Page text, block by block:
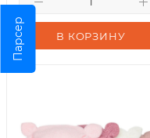
В КОРЗИНУ
Парсер